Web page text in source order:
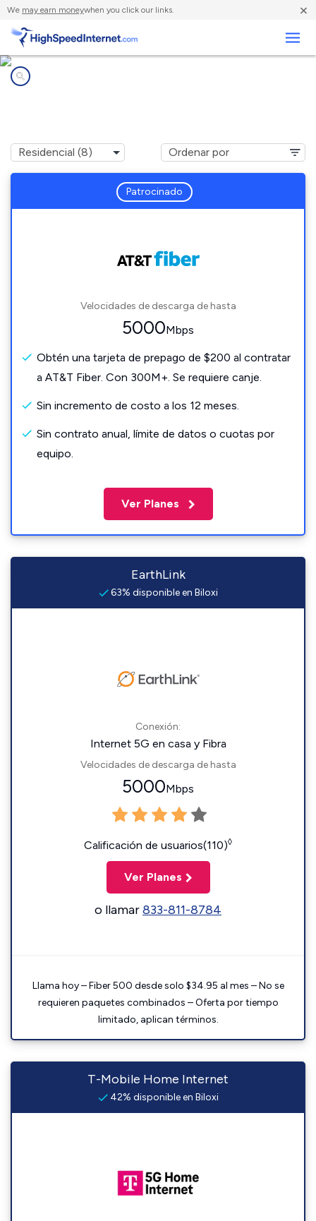
We may earn moneywhen you click our links. ×
Patrocinado
Velocidades de descarga de hasta
5000Mbps
Obtén una tarjeta de prepago de $200 al contratar
a AT&T Fiber. Con 300M+. Se requiere canje.
Sin incremento de costo a los 12 meses.
Sin contrato anual, límite de datos o cuotas por
equipo.
Ver Planes
EarthLink
63% disponible en Biloxi
Conexión:
Internet 5G en casa y Fibra
Velocidades de descarga de hasta
5000Mbps
Calificación de usuarios(110)◊
Ver Planes
o llamar833-811-8784
Llama hoy – Fiber 500 desde solo $34.95 al mes – No se
requieren paquetes combinados – Oferta por tiempo
limitado, aplican términos.
T-Mobile Home Internet
42% disponible en Biloxi